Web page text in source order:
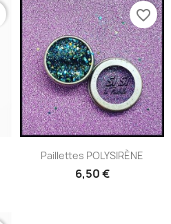
Paillettes POLYSIRÈNE
6,50 €
favorite_border